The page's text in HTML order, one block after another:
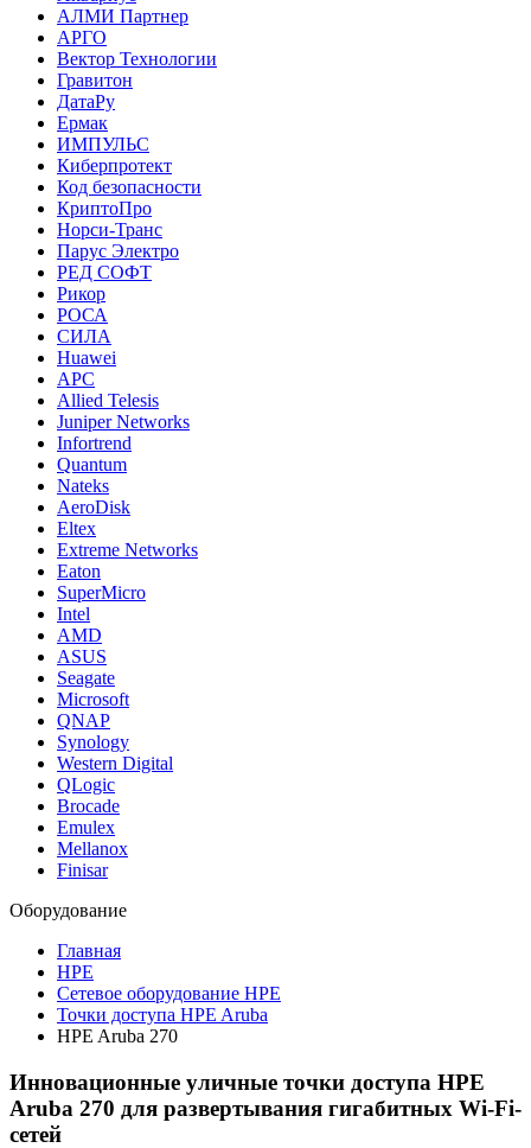
АЛМИ Партнер
АРГО
Вектор Технологии
Гравитон
ДатаРу
Ермак
ИМПУЛЬС
Киберпротект
Код безопасности
КриптоПро
Норси-Транс
Парус Электро
РЕД СОФТ
Рикор
РОСА
СИЛА
Huawei
APC
Allied Telesis
Juniper Networks
Infortrend
Quantum
Nateks
AeroDisk
Eltex
Extreme Networks
Eaton
SuperMicro
Intel
AMD
ASUS
Seagate
Microsoft
QNAP
Synology
Western Digital
QLogic
Brocade
Emulex
Mellanox
Finisar
Оборудование
Главная
HPE
Сетевое оборудование HPE
Точки доступа HPE Aruba
HPE Aruba 270
Инновационные уличные точки доступа HPE
Aruba 270 для развертывания гигабитных Wi-Fi-
сетей